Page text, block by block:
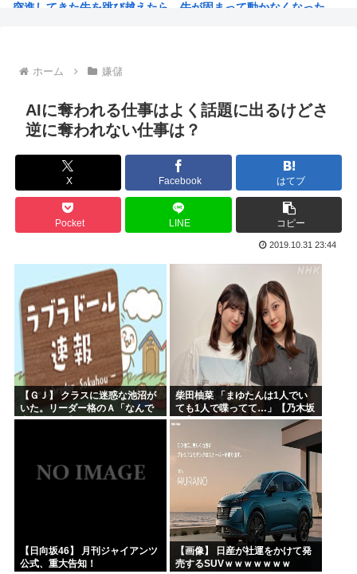
突進してきた牛を跳び越えたら、牛が固まって動かなくなった...
小泉進次郎、自衛隊の退役軍人への「支援庁」新設を検討
日本政府、通信監視へ 「トクリュウ対策」
みい山作者「消せ消せ消せ消せ消せ消せ消せ消せ！」
海外「日本の電車旅で最高に気分を上げてくれるものがコレ！...
福島県民「え！？俺らへの復興支援は一時停止する感じ！？」...
韓国人「韓国が熊本地震で飲料水1万本送ったら日本人は韓国...
ガンダムSEEDの新台パチ●コ、またコケるwww
高市早苗熊本視察PVを映像ディレクターが本気で分析した結...
みいちゃんのモデルになった人は性格がいいらしい。
来週のハンターハンタータイソンとツベッパ王子TSK17に...
『ヤニねこ』の喫煙や覚醒剤の注射シーン、青少年への影響を...
ホーム 嫌儲
AIに奪われる仕事はよく話題に出るけどさ
逆に奪われない仕事は？
X Facebook はてブ
Pocket LINE コピー
2019.10.31 23:44
【ＧＪ】 クラスに迷惑な池沼が
いた。リーダー格のＡ「なんで
支援学級に入れないんです
柴田柚菜 「まゆたんは1人でい
ても1人で喋ってて…」【乃木坂
46】
【日向坂46】 月刊ジャイアンツ
公式、重大告知！
【画像】 日産が社運をかけて発
売するSUVｗｗｗｗｗｗｗ